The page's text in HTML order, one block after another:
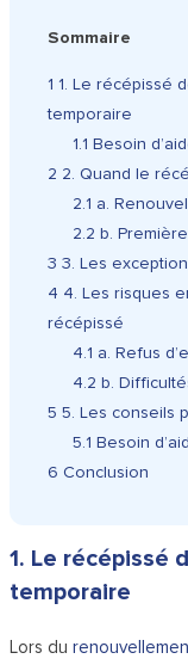
Sommaire
1 1. Le récépissé
temporaire
1.1 Besoin
2 2. Quand le
2.1 a.
2.2 b.
3 3. Les
4 4. Les risques
récépissé
4.1 a. Refus
4.2 b.
5 5. Les conseils
5.1 Besoin
6 Conclusion
1. Le récépissé
temporaire
Lors du